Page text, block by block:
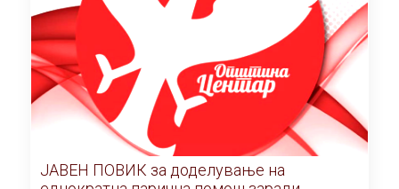
ЈАВЕН ПОВИК за доделување на